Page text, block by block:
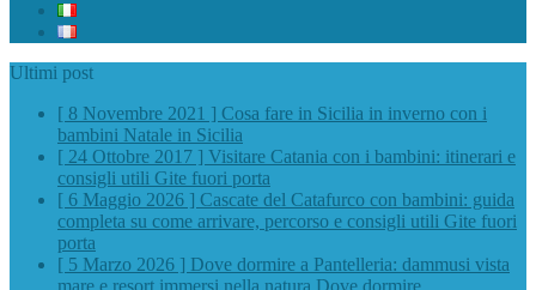
Ultimi post
[ 8 Novembre 2021 ] Cosa fare in Sicilia in inverno con i
bambini Natale in Sicilia
[ 24 Ottobre 2017 ] Visitare Catania con i bambini: itinerari e
consigli utili Gite fuori porta
[ 6 Maggio 2026 ] Cascate del Catafurco con bambini: guida
completa su come arrivare, percorso e consigli utili Gite fuori
porta
[ 5 Marzo 2026 ] Dove dormire a Pantelleria: dammusi vista
mare e resort immersi nella natura Dove dormire